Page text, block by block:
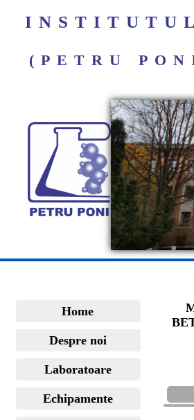
(PETRU
Home
Despre noi
Laboratoare
Echipamente